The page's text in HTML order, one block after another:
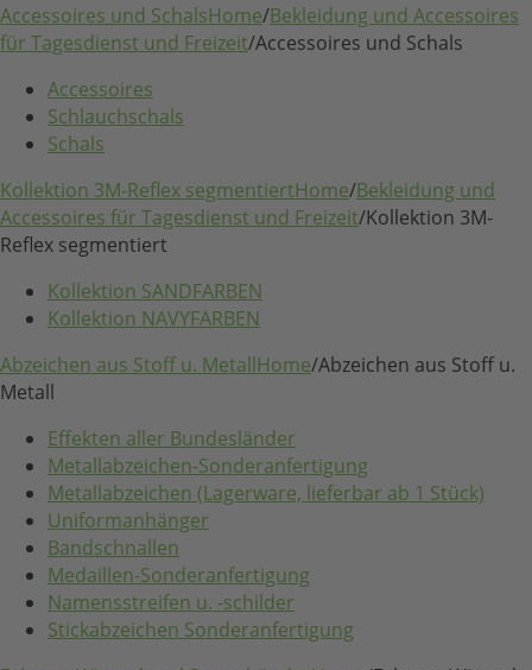
Accessoires und SchalsHome/Bekleidung und Accessoires
für Tagesdienst und Freizeit/Accessoires und Schals
Accessoires
Schlauchschals
Schals
Kollektion 3M-Reflex segmentiertHome/Bekleidung und
Accessoires für Tagesdienst und Freizeit/Kollektion 3M-
Reflex segmentiert
Kollektion SANDFARBEN
Kollektion NAVYFARBEN
Abzeichen aus Stoff u. MetallHome/Abzeichen aus Stoff u.
Metall
Effekten aller Bundesländer
Metallabzeichen-Sonderanfertigung
Metallabzeichen (Lagerware, lieferbar ab 1 Stück)
Uniformanhänger
Bandschnallen
Medaillen-Sonderanfertigung
Namensstreifen u. -schilder
Stickabzeichen Sonderanfertigung